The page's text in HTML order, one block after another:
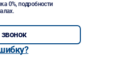
0%, подробности